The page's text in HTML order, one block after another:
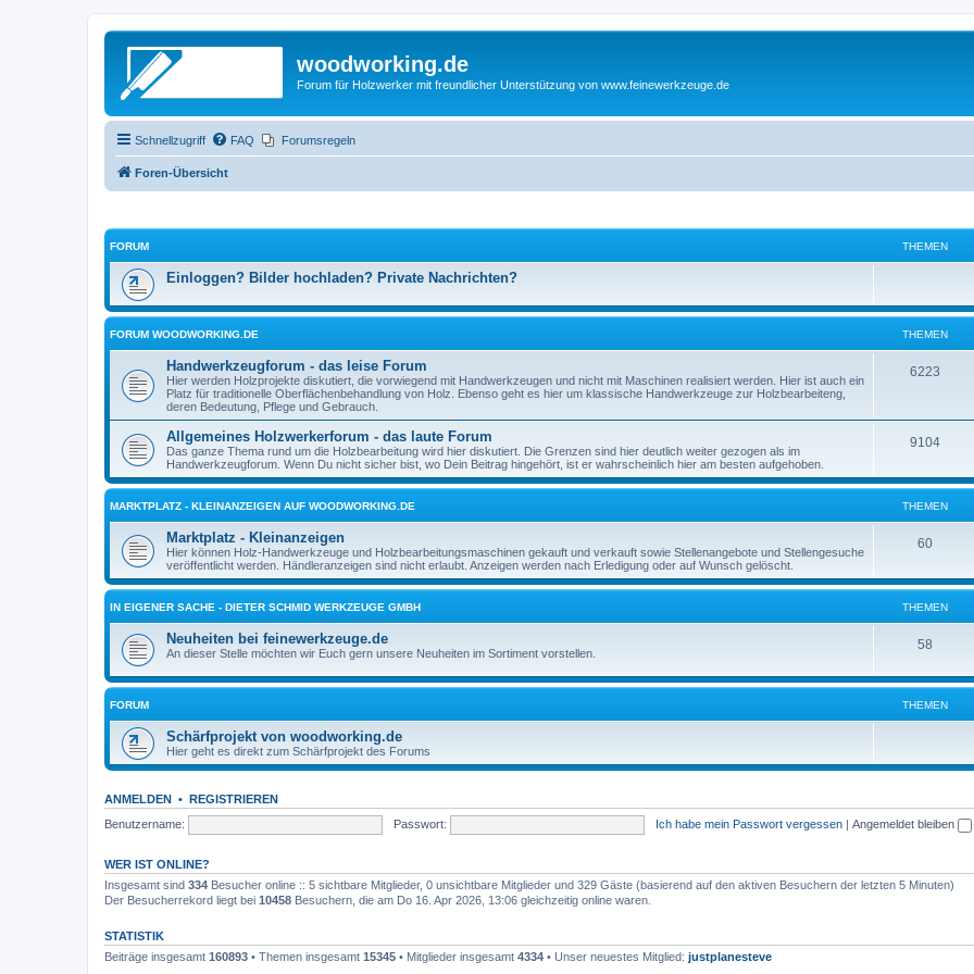
woodworking.de
Forum für Holzwerker mit freundlicher Unterstützung von www.feinewerkzeuge.de
Schnellzugriff FAQ Forumsregeln
Foren-Übersicht
FORUM THEMEN
Einloggen? Bilder hochladen? Private Nachrichten?
FORUM WOODWORKING.DE THEMEN
Handwerkzeugforum - das leise Forum
Hier werden Holzprojekte diskutiert, die vorwiegend mit Handwerkzeugen und nicht mit Maschinen realisiert werden. Hier ist auch ein
Platz für traditionelle Oberflächenbehandlung von Holz. Ebenso geht es hier um klassische Handwerkzeuge zur Holzbearbeiteng,
deren Bedeutung, Pflege und Gebrauch.
6223
e
n
Allgemeines Holzwerkerforum - das laute Forum
Das ganze Thema rund um die Holzbearbeitung wird hier diskutiert. Die Grenzen sind hier deutlich weiter gezogen als im
Handwerkzeugforum. Wenn Du nicht sicher bist, wo Dein Beitrag hingehört, ist er wahrscheinlich hier am besten aufgehoben.
9104T
m
n
MARKTPLATZ - KLEINANZEIGEN AUF WOODWORKING.DE THEMEN
Marktplatz - Kleinanzeigen
Hier können Holz-Handwerkzeuge und Holzbearbeitungsmaschinen gekauft und verkauft sowie Stellenangebote und Stellengesuche
veröffentlicht werden. Händleranzeigen sind nicht erlaubt. Anzeigen werden nach Erledigung oder auf Wunsch gelöscht.
60T
m
n
IN EIGENER SACHE - DIETER SCHMID WERKZEUGE GMBH THEMEN
Neuheiten bei feinewerkzeuge.de
An dieser Stelle möchten wir Euch gern unsere Neuheiten im Sortiment vorstellen.
58
e
FORUM THEMEN
Schärfprojekt von woodworking.de
Hier geht es direkt zum Schärfprojekt des Forums
ANMELDEN • REGISTRIEREN
Benutzername:
Passwort: Ich habe mein Passwort vergessen | Angemeldet bleiben
WER IST ONLINE?
Insgesamt sind 334 Besucher online :: 5 sichtbare Mitglieder, 0 unsichtbare Mitglieder und 329 Gäste (basierend auf den aktiven Besuchern der letzten 5 Minuten)
Der Besucherrekord liegt bei 10458 Besuchern, die am Do 16. Apr 2026, 13:06 gleichzeitig online waren.
STATISTIK
Beiträge insgesamt 160893 • Themen insgesamt 15345 • Mitglieder insgesamt 4334 • Unser neuestes Mitglied: justplanesteve